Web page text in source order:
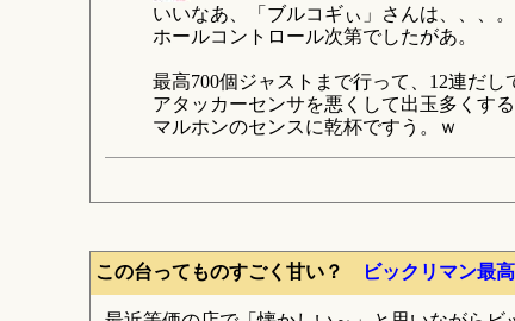
いいなあ、「ブルコギぃ」さんは、、、。
ホールコントロール次第でしたがあ。
最高700個ジャストまで行って、12連だ
アタッカーセンサを悪くして出玉多くす
マルホンのセンスに乾杯ですう。ｗ
この台ってものすごく甘い？ ビックリマン最高